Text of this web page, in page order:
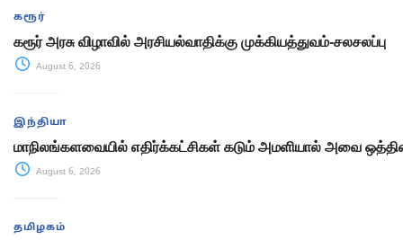
கரூர்
கரூர் அரசு விழாவில் அரசியல்வாதிக்கு முக்கியத்துவம்-சலசலப்பு
August 6, 2026
இந்தியா
மாநிலங்களவையில் எதிர்க்கட்சிகள் கடும் அமளியால் அவை
August 6, 2026
தமிழகம்